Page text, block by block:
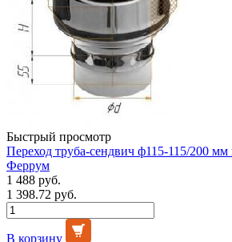
Быстрый просмотр
Переход труба-сендвич ф115-115/200
Феррум
1 488 руб.
1 398.72 руб.
В корзину